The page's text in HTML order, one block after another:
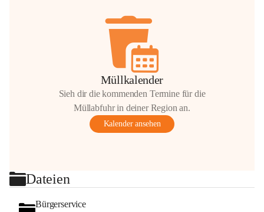
Müllkalender
Sieh dir die kommenden Termine für die
Müllabfuhr in deiner Region an.
Kalender ansehen
Dateien
Bürgerservice